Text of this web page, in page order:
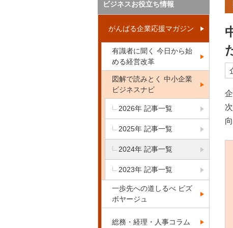
ビジネスお役立ち情報
がんばる企業応援マガジン
有識者に聞く 今日から始
める経営改革
図解で読みとく 中小企業
ビジネスナビ
2026年 記事一覧
2025年 記事一覧
2024年 記事一覧
2023年 記事一覧
一歩先への道しるべ ビズ
ボヤージュ
総務・経理・人事コラム